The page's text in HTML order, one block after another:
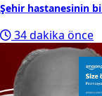
Şehir hastanesinin
34 dakika önce